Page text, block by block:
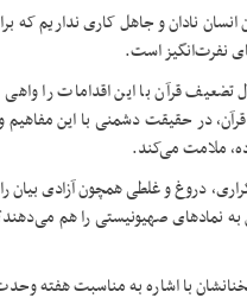
انسان نادان و جاهل کاری نداریم
نفرت‌انگیز است.
تضعیف قرآن با این اقدامات را
در حقیقت دشمنی با این
ملامت می‌کند.
دروغ و غلطی همچون آزادی بیان
به نمادهای صهیونیستی را هم
با اشاره به مناسبت هفته